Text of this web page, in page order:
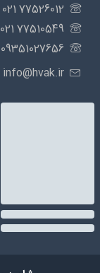
77526012 021
77510549 021
09351027656
info@hvak.ir